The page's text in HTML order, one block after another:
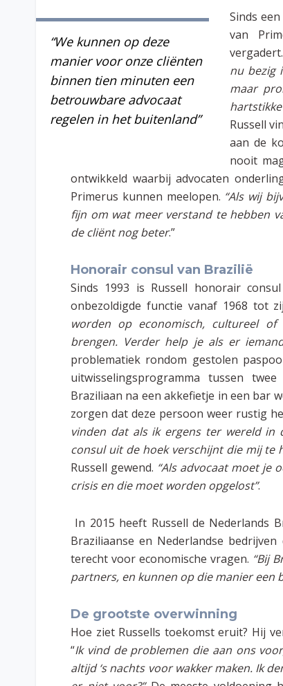
“We kunnen op deze
manier voor onze cliënten
binnen tien minuten een
betrouwbare advocaat
regelen in het buitenland”
Sinds
van
nu bezig
maar
Russell
aan de
nooit
ontwikkeld waarbij advocaten
Primerus kunnen meelopen. “Als wij
fijn om wat meer verstand te hebben
de cliënt nog beter.”
Honorair consul van Brazilië
Sinds 1993 is Russell honorair
onbezoldigde functie vanaf 1968 tot
worden op economisch, cultureel
brengen. Verder help je als er
problematiek rondom gestolen
uitwisselingsprogramma tussen
Braziliaan na een akkefietje in een bar
zorgen dat deze persoon weer rustig
vinden dat als ik ergens ter wereld in
consul uit de hoek verschijnt die mij te
Russell gewend. “Als advocaat moet je
crisis en die moet worden opgelost”.
In 2015 heeft Russell de Nederlands
Braziliaanse en Nederlandse
terecht voor economische vragen. “Bij
partners, en kunnen op die manier een
De grootste overwinning
Hoe ziet Russells toekomst eruit? Hij
“Ik vind de problemen die aan ons
altijd ‘s nachts voor wakker maken. Ik